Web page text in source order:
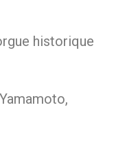
historique